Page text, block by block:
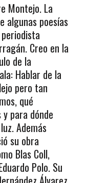
Montejo. La
algunas poesías
Creo en la
de la
Hablar de la
pero tan
qué
para dónde
Además
su obra
Blas Coll,
Polo. Su